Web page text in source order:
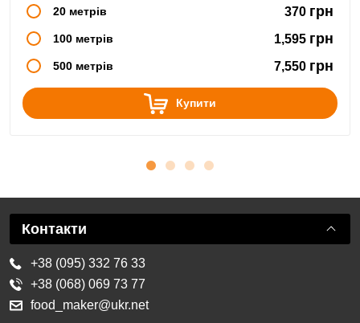
20 метрів 370 грн
100 метрів 1,595 грн
500 метрів 7,550 грн
Купити
Контакти
+38 (095) 332 76 33
+38 (068) 069 73 77
food_maker@ukr.net